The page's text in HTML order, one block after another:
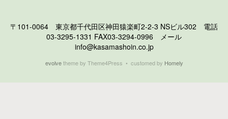
〒101-0064 東京都千代田区神田猿楽町2-2-3 NSビル302 電話
03-3295-1331 FAX03-3294-0996 メール
info@kasamashoin.co.jp
evolvetheme by Theme4Press • customed by Homely